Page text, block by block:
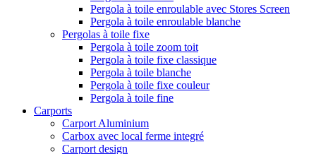
Pergola à toile enroulable avec Stores Screen
Pergola à toile enroulable blanche
Pergolas à toile fixe
Pergola à toile zoom toit
Pergola à toile fixe classique
Pergola à toile blanche
Pergola à toile fixe couleur
Pergola à toile fine
Carports
Carport Aluminium
Carbox avec local ferme integré
Carport design